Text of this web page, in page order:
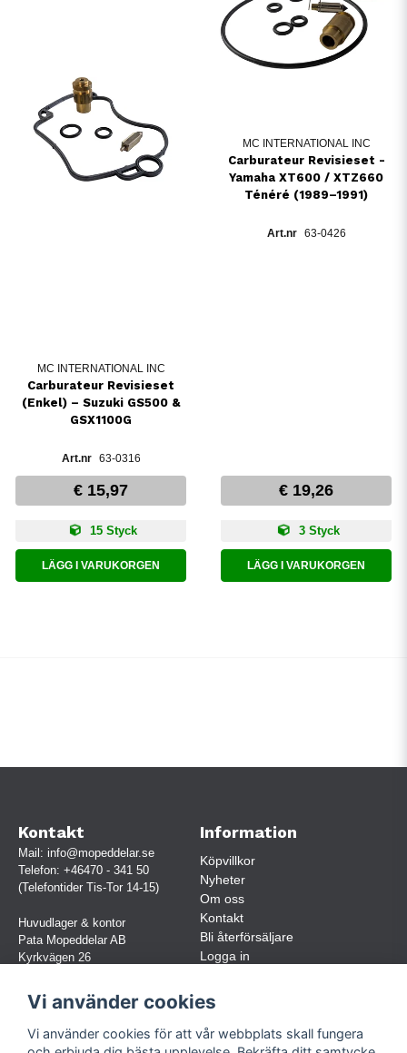
MC INTERNATIONAL INC
Carburateur Revisieset
(Enkel) – Suzuki GS500 &
GSX1100G
63-0316
€ 15,97
15 Styck
LÄGG I VARUKORGEN
MC INTERNATIONAL INC
Carburateur Revisieset -
Yamaha XT600 / XTZ660
Ténéré (1989–1991)
63-0426
€ 19,26
3 Styck
LÄGG I VARUKORGEN
Kontakt
Mail: info@mopeddelar.se
Telefon: +46470 - 341 50
(Telefontider Tis-Tor 14-15)
Huvudlager & kontor
Pata Mopeddelar AB
Kyrkvägen 26
(OBS. Endast förbokade besök)
Org.nr:
559030-5248
Jur. namn: Pata Mopeddelar AB
Information
Köpvillkor
Nyheter
Om oss
Kontakt
Bli återförsäljare
Logga in
Vi använder cookies
Vi använder cookies för att vår webbplats skall fungera